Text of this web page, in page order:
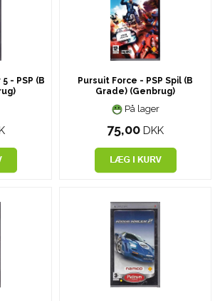
- PSP (B
Pursuit Force - PSP Spil (B
Grade) (Genbrug)
På lager
75,00 DKK